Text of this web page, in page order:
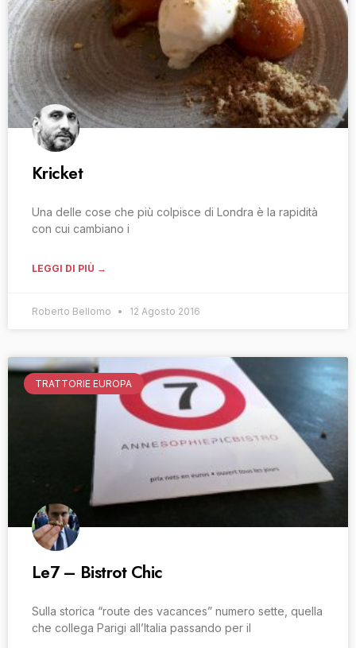
Kricket
Una delle cose che più colpisce di Londra è la rapidità
con cui cambiano i
LEGGI DI PIÙ →
Roberto Bellomo 12 Agosto 2016
TRATTORIE EUROPA
Le7 – Bistrot Chic
Sulla storica “route des vacances” numero sette, quella
che collega Parigi all’Italia passando per il